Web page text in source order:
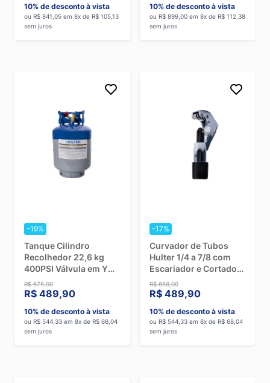
10% de desconto à vista
ou R$ 841,05 em 8x de R$ 105,13
sem juros
10% de desconto à vista
ou R$ 899,00 em 8x de R$ 112,38
sem juros
-19%
Tanque Cilindro
Recolhedor 22,6 kg
400PSI Válvula em Y
Respiro Hulter
R$ 675,00
R$ 489,90
10% de desconto à vista
ou R$ 544,33 em 8x de R$ 68,04
sem juros
-17%
Curvador de Tubos
Hulter 1/4 a 7/8 com
Escariador e Cortador
HT5999F
R$ 659,00
R$ 489,90
10% de desconto à vista
ou R$ 544,33 em 8x de R$ 68,04
sem juros